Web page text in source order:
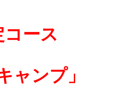
ース
ャンプ」